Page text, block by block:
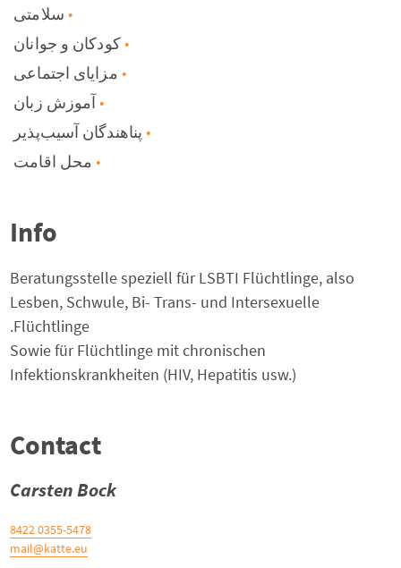
سلامتی
کودکان و جوانان
مزایای اجتماعی
آموزش زبان
پناهندگان آسیب‌پذیر
محل اقامت
Info
Beratungsstelle speziell für LSBTI Flüchtlinge, also
Lesben, Schwule, Bi- Trans- und Intersexuelle
Flüchtlinge.
Sowie für Flüchtlinge mit chronischen
Infektionskrankheiten (HIV, Hepatitis usw.)
Contact
Carsten Bock
0355-5478 8422
mail@katte.eu